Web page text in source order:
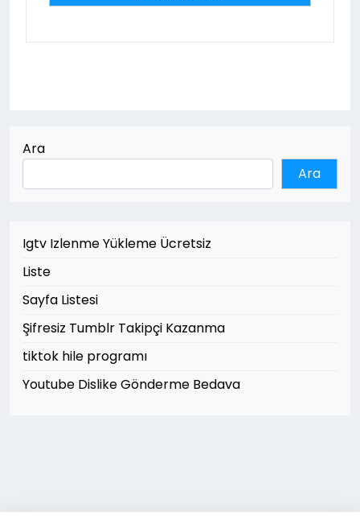
Ara
Ara
Igtv Izlenme Yükleme Ücretsiz
Liste
Sayfa Listesi
Şifresiz Tumblr Takipçi Kazanma
tiktok hile programı
Youtube Dislike Gönderme Bedava